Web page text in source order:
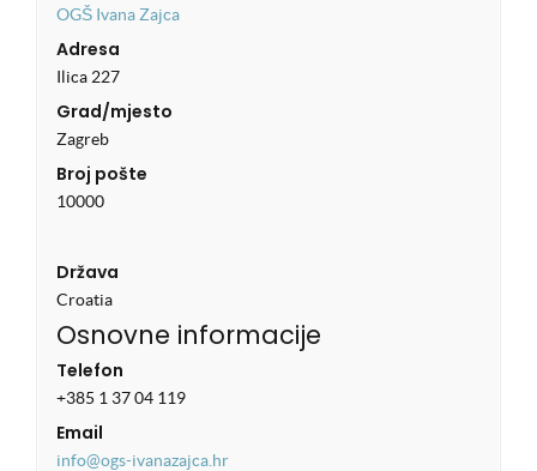
OGŠ Ivana Zajca
Adresa
Ilica 227
Grad/mjesto
Zagreb
Broj pošte
10000
Država
Croatia
Osnovne informacije
Telefon
+385 1 37 04 119
Email
info@ogs-ivanazajca.hr